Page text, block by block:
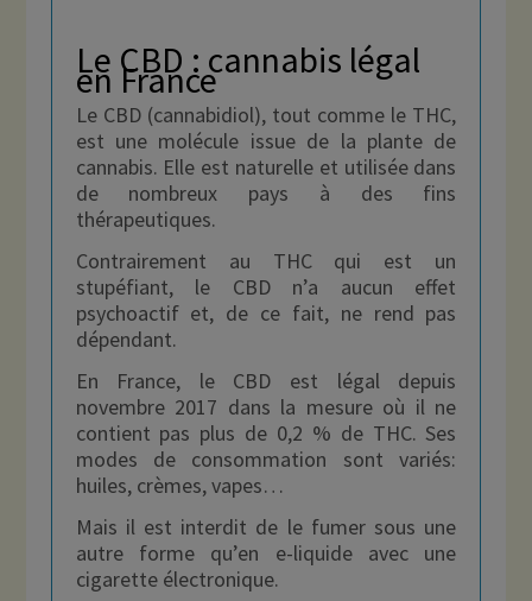
Le CBD : cannabis légal
en France
Le CBD (cannabidiol), tout comme le THC,
est une molécule issue de la plante de
cannabis. Elle est naturelle et utilisée dans
de nombreux pays à des fins
thérapeutiques.
Contrairement au THC qui est un
stupéfiant, le CBD n’a aucun effet
psychoactif et, de ce fait, ne rend pas
dépendant.
En France, le CBD est légal depuis
novembre 2017 dans la mesure où il ne
contient pas plus de 0,2 % de THC. Ses
modes de consommation sont variés:
huiles, crèmes, vapes…
Mais il est interdit de le fumer sous une
autre forme qu’en e-liquide avec une
cigarette électronique.